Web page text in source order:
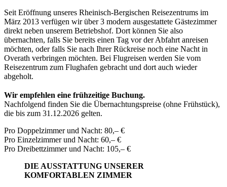
Seit Eröffnung unseres Rheinisch-Bergischen Reisezentrums im
März 2013 verfügen wir über 3 modern ausgestattete Gästezimmer
direkt neben unserem Betriebshof. Dort können Sie also
übernachten, falls Sie bereits einen Tag vor der Abfahrt anreisen
möchten, oder falls Sie nach Ihrer Rückreise noch eine Nacht in
Overath verbringen möchten. Bei Flugreisen werden Sie vom
Reisezentrum zum Flughafen gebracht und dort auch wieder
abgeholt.
Wir empfehlen eine frühzeitige Buchung.
Nachfolgend finden Sie die Übernachtungspreise (ohne Frühstück),
die bis zum 31.12.2026 gelten.
Pro Doppelzimmer und Nacht: 80,– €
Pro Einzelzimmer und Nacht: 60,– €
Pro Dreibettzimmer und Nacht: 105,– €
DIE AUSSTATTUNG UNSERER
KOMFORTABLEN ZIMMER